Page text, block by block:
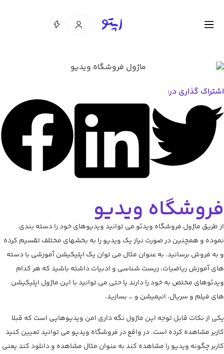
اشتراک گذاری در:
فروشگاه ویدیو
از طریق ماژول فروشگاه ویدئو می توانید ویدیوهای خود را دسته بندی
نموده و همچنین در صورت نیاز یک ویدیو را به بخشهای مختلف تقسیم کرده
و به فروش برسانید. به عنوان مثال می توان یک اپلیکیشن آموزشی با دسته
های آموزش ریاضیات، زیست شناسی و ادبیات داشته باشید که هر کدام
ویدئوهای مختص به خود را دارند یا حتی می توانید با این ماژول اپلیکیشن
های فیلم و سریال، انیمیشن و … بسازید.
یکی از نکات قابل توجه این ماژول نگه داری امن ویدیوهایی است که قبلا
کاربر مشاهده کرده است. در واقع در فروشگاه ویدیو می توانید تعیین کنید
کاربر چگونه ویدیو را مشاهده کند به عنوان مثال مشاهده و دانلود کند یعنی